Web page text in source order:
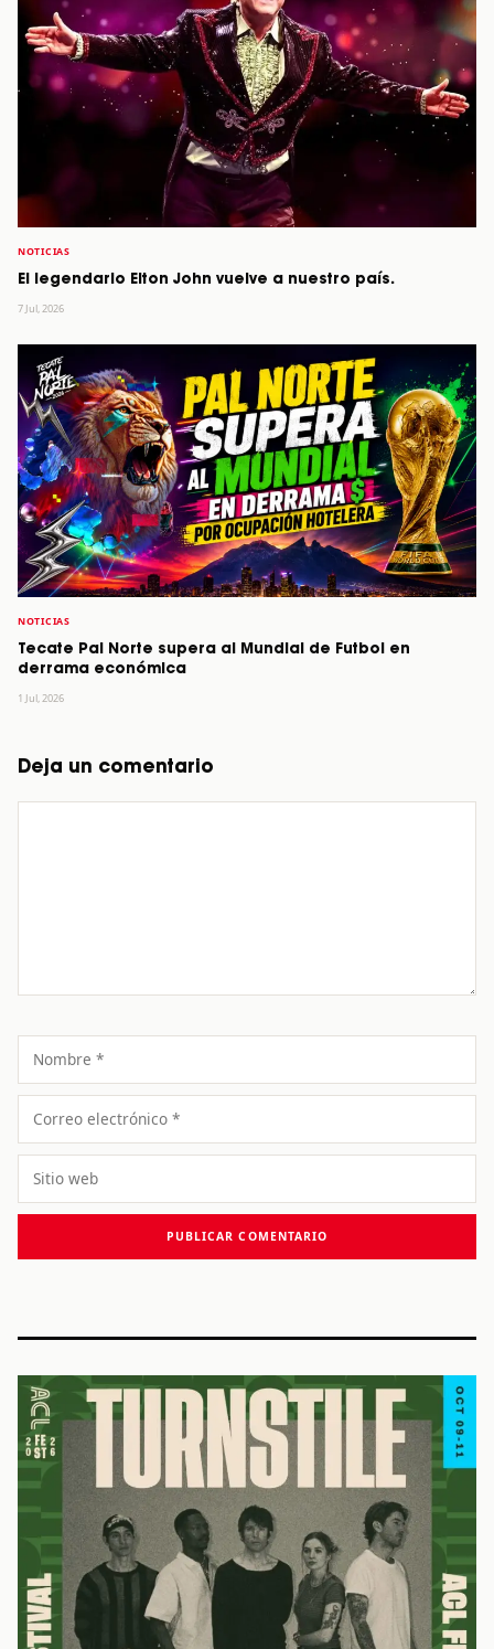
NOTICIAS
El legendario Elton John vuelve a nuestro país.
7 Jul, 2026
NOTICIAS
Tecate Pal Norte supera al Mundial de Futbol en
derrama económica
1 Jul, 2026
Deja un comentario
Comentario
Nombre
Correo
electrónico
Sitio
web